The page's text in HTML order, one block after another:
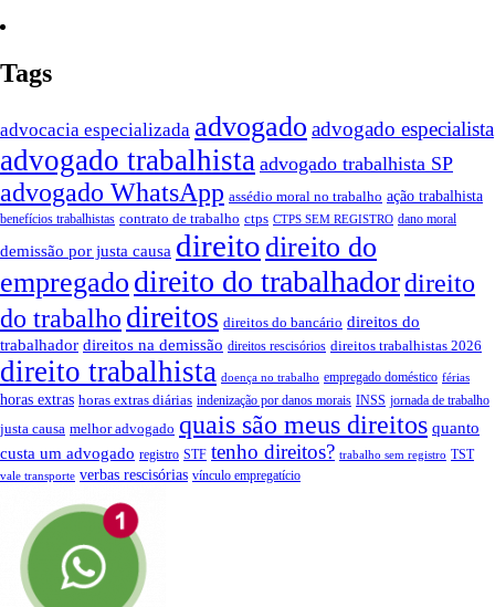
Tags
advocacia especializada advogado advogado especialista
advogado trabalhista advogado trabalhista SP
advogado WhatsApp assédio moral no trabalho ação trabalhista
benefícios trabalhistas contrato de trabalho ctps CTPS SEM REGISTRO dano moral
demissão por justa causa direito direito do
empregado direito do trabalhadordireito
do trabalho direitos direitos do bancário direitos do
trabalhador direitos na demissão direitos rescisórios direitos trabalhistas 2026
direito trabalhista doença no trabalho empregado doméstico férias
horas extras horas extras diárias indenização por danos morais INSS jornada de trabalho
justa causa melhor advogado quais são meus direitos quanto
custa um advogado registro STF tenho direitos? trabalho sem registro TST
vale transporte verbas rescisórias vínculo empregatício